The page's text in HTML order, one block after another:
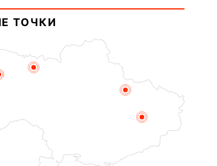
Дави́да (1015). Прп....
ТОЧКИ